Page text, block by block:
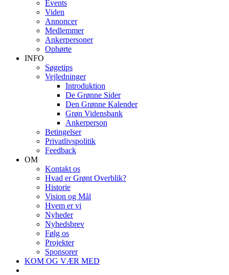
Events
Viden
Annoncer
Medlemmer
Ankerpersoner
Ophørte
INFO
Søgetips
Vejledninger
Introduktion
De Grønne Sider
Den Grønne Kalender
Grøn Vidensbank
Ankerperson
Betingelser
Privatlivspolitik
Feedback
OM
Kontakt os
Hvad er Grønt Overblik?
Historie
Vision og Mål
Hvem er vi
Nyheder
Nyhedsbrev
Følg os
Projekter
Sponsorer
KOM OG VÆR MED